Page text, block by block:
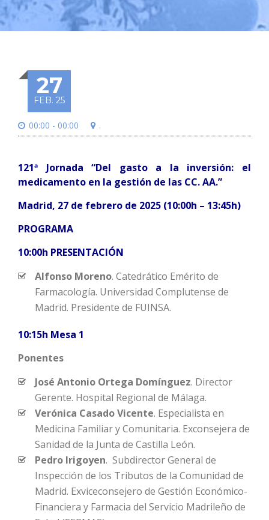
27
FEB. 25
00:00 - 00:00 .
121ª Jornada “Del gasto a la inversión: el
medicamento en la gestión de las CC. AA.”
Madrid, 27 de febrero de 2025 (10:00h – 13:45h)
PROGRAMA
10:00h PRESENTACIÓN
Alfonso Moreno. Catedrático Emérito de
Farmacología. Universidad Complutense de
Madrid. Presidente de FUINSA.
10:15h Mesa 1
Ponentes
José Antonio Ortega Domínguez. Director
Gerente. Hospital Regional de Málaga.
Verónica Casado Vicente. Especialista en
Medicina Familiar y Comunitaria. Exconsejera de
Sanidad de la Junta de Castilla León.
Pedro Irigoyen. Subdirector General de
Inspección de los Tributos de la Comunidad de
Madrid. Exviceconsejero de Gestión Económico-
Financiera y Farmacia del Servicio Madrileño de